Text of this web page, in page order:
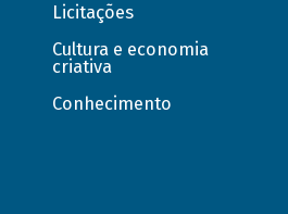
Licitações
Cultura e economia
criativa
Conhecimento